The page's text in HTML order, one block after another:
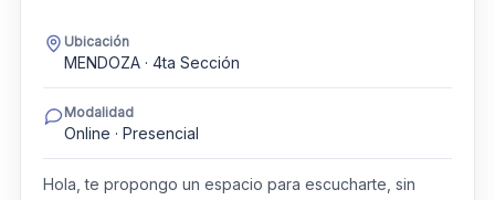
Ubicación
MENDOZA · 4ta Sección
Modalidad
Online · Presencial
Hola, te propongo un espacio para escucharte, sin